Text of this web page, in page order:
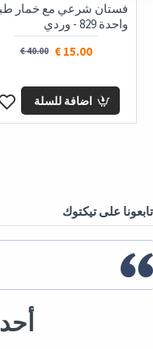
فستان شرعي مع خمار
واحدة 829 - وردي
15.00 €
40.00 €
اضافة للسلة
تابعونا على تيكتوك